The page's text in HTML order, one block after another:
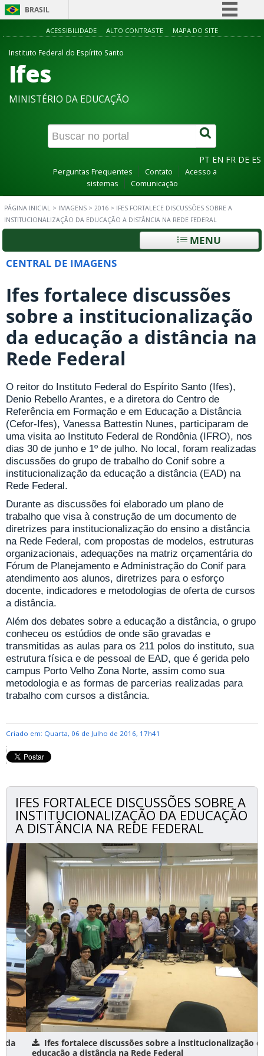
BRASIL
Simplifique!
Canais
ACESSIBILIDADE ALTO CONTRASTE MAPA DO SITE
Instituto Federal do Espírito Santo
Ifes
MINISTÉRIO DA EDUCAÇÃO
PT EN FR DE ES
Perguntas Frequentes Contato
Acesso a
sistemas
Comunicação
PÁGINA INICIAL > IMAGENS > 2016 > IFES FORTALECE DISCUSSÕES SOBRE A
INSTITUCIONALIZAÇÃO DA EDUCAÇÃO A DISTÂNCIA NA REDE FEDERAL
MENU
CENTRAL DE IMAGENS
Ifes fortalece discussões
sobre a institucionalização
da educação a distância na
Rede Federal
O reitor do Instituto Federal do Espírito Santo (Ifes),
Denio Rebello Arantes, e a diretora do Centro de
Referência em Formação e em Educação a Distância
(Cefor-Ifes), Vanessa Battestin Nunes, participaram de
uma visita ao Instituto Federal de Rondônia (IFRO), nos
dias 30 de junho e 1º de julho. No local, foram realizadas
discussões do grupo de trabalho do Conif sobre a
institucionalização da educação a distância (EAD) na
Rede Federal.
Durante as discussões foi elaborado um plano de
trabalho que visa à construção de um documento de
diretrizes para institucionalização do ensino a distância
na Rede Federal, com propostas de modelos, estruturas
organizacionais, adequações na matriz orçamentária do
Fórum de Planejamento e Administração do Conif para
atendimento aos alunos, diretrizes para o esforço
docente, indicadores e metodologias de oferta de cursos
a distância.
Além dos debates sobre a educação a distância, o grupo
conheceu os estúdios de onde são gravadas e
transmitidas as aulas para os 211 polos do instituto, sua
estrutura física e de pessoal de EAD, que é gerida pelo
campus Porto Velho Zona Norte, assim como sua
metodologia e as formas de parcerias realizadas para
trabalho com cursos a distância.
Criado em: Quarta, 06 de Julho de 2016, 17h41
IFES FORTALECE DISCUSSÕES SOBRE A
INSTITUCIONALIZAÇÃO DA EDUCAÇÃO
A DISTÂNCIA NA REDE FEDERAL
Ifes fortalece discussões sobre a institucionalização da
educação a distância na Rede Federal